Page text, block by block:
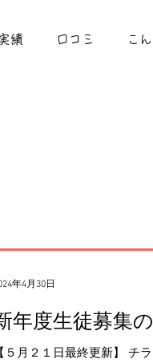
績 口コミ こ
年度生徒募集
５月２１日最終更新】 チ
年4月30日